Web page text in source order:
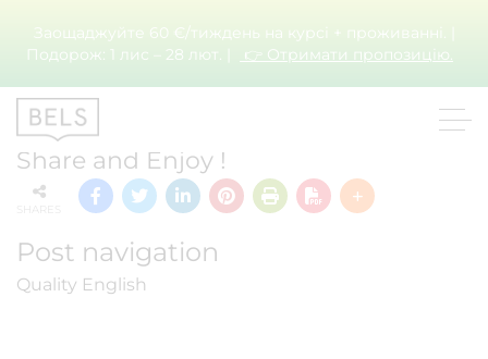
Заощаджуйте 60 €/тиждень на курсі + проживанні. |
Подорож: 1 лис – 28 лют. |
👉 Отримати пропозицію.
ALTO
Share and Enjoy !
Post navigation
Quality English